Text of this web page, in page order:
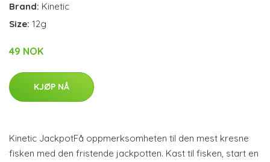
Brand: Kinetic
Size: 12g
49 NOK
KJØP NÅ
Kinetic JackpotFå oppmerksomheten til den mest kresne
fisken med den fristende jackpotten. Kast til fisken, start en